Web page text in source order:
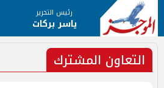
رئيس التحرير
ياسر بركات
التعاون المشترك